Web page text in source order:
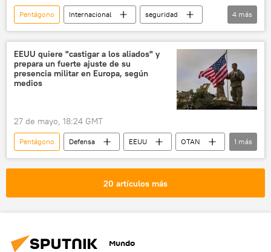
Pentágono Internacional
seguridad
EEUU
Irán
Washington
📰 Escalada entre EEUU, Israel e Irán
4 más
EEUU quiere "castigar a los aliados" y
prepara un fuerte ajuste de su
presencia militar en Europa, según
medios
27 de mayo, 18:24 GMT
Pentágono Defensa EEUU
OTAN
seguridad
1 más
20 artículos más
Mundo